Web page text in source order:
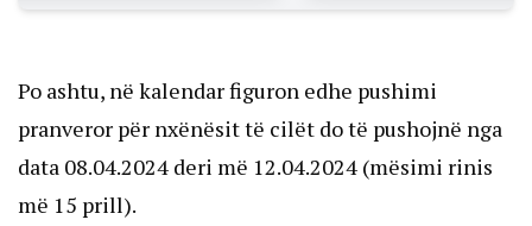
Po ashtu, në kalendar figuron edhe pushimi
pranveror për nxënësit të cilët do të pushojnë nga
data 08.04.2024 deri më 12.04.2024 (mësimi rinis
më 15 prill).